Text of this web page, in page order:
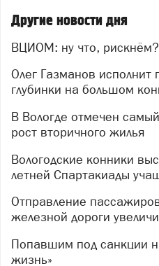
Другие новости дня
ВЦИОМ: ну что, рискнём?
Олег Газманов исполнит песни из вологодской
глубинки на большом
В Вологде отмечен самый высокий по стране
рост вторичного жилья
Вологодские конники выступили в финале XIII
летней Спартакиады
Отправление пассажиров со станций Северной
железной дороги
Попавшим под санкции намерены «облегчить
жизнь»